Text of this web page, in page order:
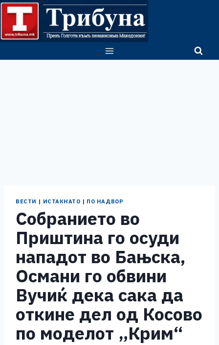
Skip
content
ВЕСТИ | ИСТАКНАТО | ПО НАДВОР
Собранието во
Приштина го осуди
нападот во Бањска,
Османи го обвини
Вучиќ дека сака да
откине дел од Косово
по моделот „Крим“